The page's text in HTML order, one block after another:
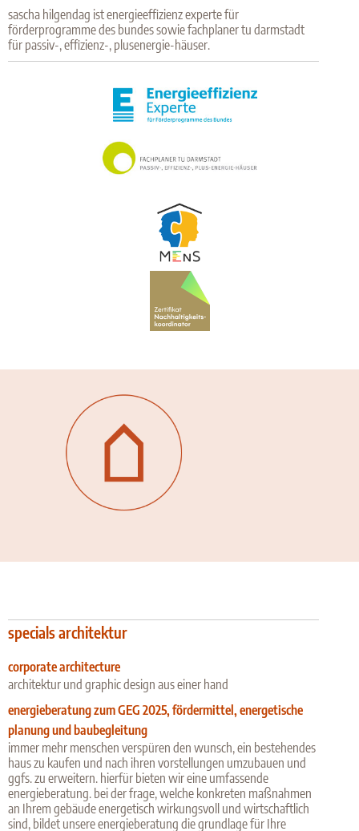
sascha hilgendag ist energieeffizienz experte für
förderprogramme des bundes sowie fachplaner tu darmstadt
für passiv-, effizienz-, plusenergie-häuser.
specials architektur
corporate architecture
architektur und graphic design aus einer hand
energieberatung zum GEG 2025, fördermittel, energetische
planung und baubegleitung
immer mehr menschen verspüren den wunsch, ein bestehendes
haus zu kaufen und nach ihren vorstellungen umzubauen und
ggfs. zu erweitern. hierfür bieten wir eine umfassende
energieberatung. bei der frage, welche konkreten maßnahmen
an Ihrem gebäude energetisch wirkungsvoll und wirtschaftlich
sind, bildet unsere energieberatung die grundlage für Ihre